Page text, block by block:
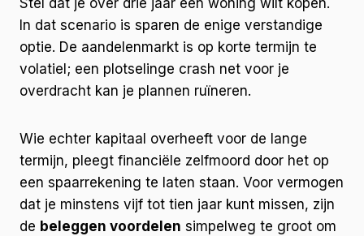
Stel dat je over drie jaar een woning wilt kopen.
In dat scenario is sparen de enige verstandige
optie. De aandelenmarkt is op korte termijn te
volatiel; een plotselinge crash net voor je
overdracht kan je plannen ruïneren.
Wie echter kapitaal overheeft voor de lange
termijn, pleegt financiële zelfmoord door het op
een spaarrekening te laten staan. Voor vermogen
dat je minstens vijf tot tien jaar kunt missen, zijn
de beleggen voordelen simpelweg te groot om